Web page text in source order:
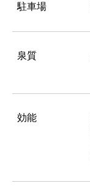
駐車場
泉質
効能